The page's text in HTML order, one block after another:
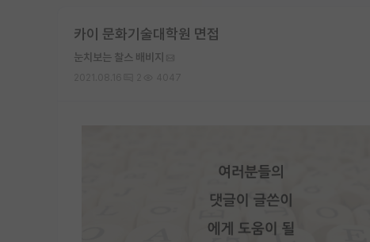
카이 문화기술대학원 면접
눈치보는 찰스 배비지